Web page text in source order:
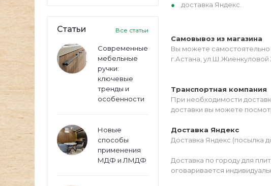
Статьи Все статьи
Современные
мебельные
ручки:
ключевые
тренды и
особенности
Новые
способы
применения
МДФ и ЛМДФ
доставка Яндекс.
Самовывоз из магазина
Вы можете самостоятельно
г.Астана, ул.Ш.Жиенкуловой
Транспортная компания
При необходимости
доставки вы можете
Доставка Яндекс
Доставка Яндекс (посылка
Доставка по городу для
оговаривается